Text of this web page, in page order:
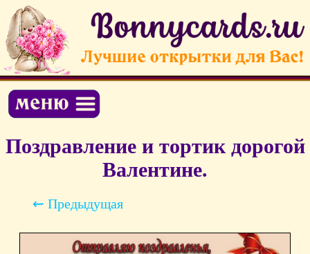
Поздравление и тортик дорогой
Валентине.
⇜ Предыдущая